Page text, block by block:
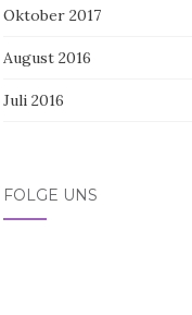
Oktober 2017
August 2016
Juli 2016
FOLGE UNS